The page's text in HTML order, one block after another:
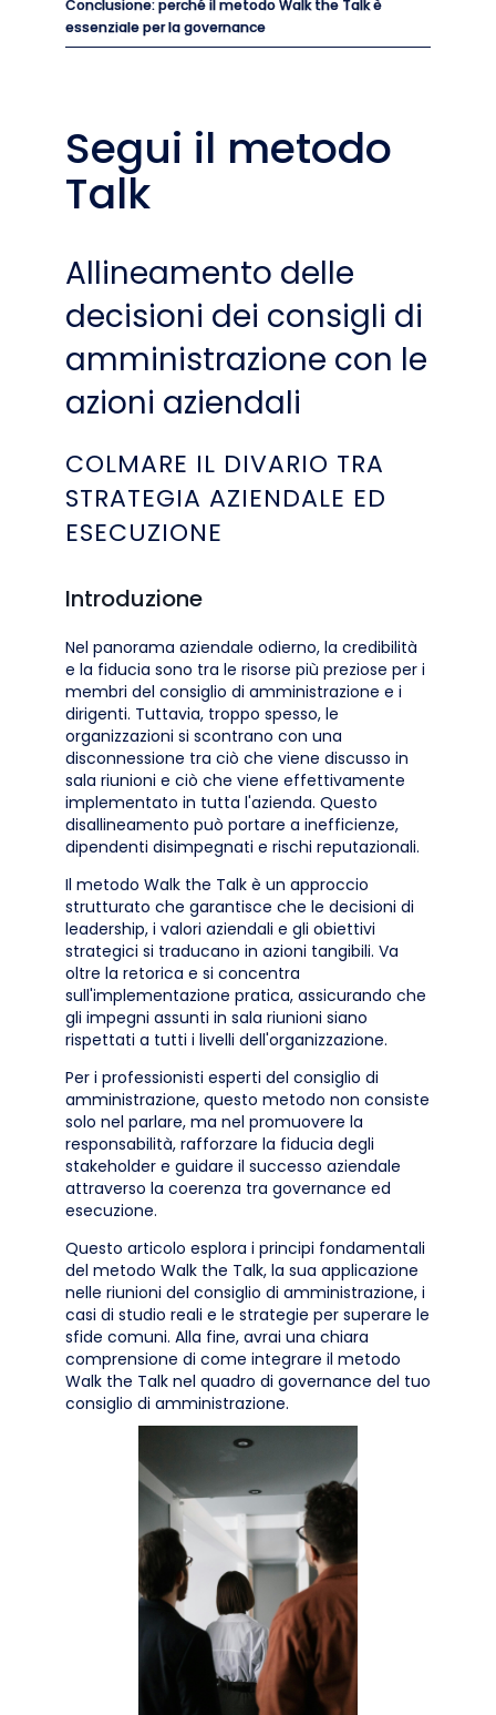
Conclusione: perché il metodo Walk the Talk è
essenziale per la governance
Segui il metodo
Talk
Allineamento delle
decisioni dei consigli di
amministrazione con le
azioni aziendali
COLMARE IL DIVARIO TRA
STRATEGIA AZIENDALE ED
ESECUZIONE
Introduzione
Nel panorama aziendale odierno, la credibilità
e la fiducia sono tra le risorse più preziose per i
membri del consiglio di amministrazione e i
dirigenti. Tuttavia, troppo spesso, le
organizzazioni si scontrano con una
disconnessione tra ciò che viene discusso in
sala riunioni e ciò che viene effettivamente
implementato in tutta l'azienda. Questo
disallineamento può portare a inefficienze,
dipendenti disimpegnati e rischi reputazionali.
Il metodo Walk the Talk è un approccio
strutturato che garantisce che le decisioni di
leadership, i valori aziendali e gli obiettivi
strategici si traducano in azioni tangibili. Va
oltre la retorica e si concentra
sull'implementazione pratica, assicurando che
gli impegni assunti in sala riunioni siano
rispettati a tutti i livelli dell'organizzazione.
Per i professionisti esperti del consiglio di
amministrazione, questo metodo non consiste
solo nel parlare, ma nel promuovere la
responsabilità, rafforzare la fiducia degli
stakeholder e guidare il successo aziendale
attraverso la coerenza tra governance ed
esecuzione.
Questo articolo esplora i principi fondamentali
del metodo Walk the Talk, la sua applicazione
nelle riunioni del consiglio di amministrazione, i
casi di studio reali e le strategie per superare le
sfide comuni. Alla fine, avrai una chiara
comprensione di come integrare il metodo
Walk the Talk nel quadro di governance del tuo
consiglio di amministrazione.